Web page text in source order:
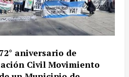
aniversario de
Civil Movimiento